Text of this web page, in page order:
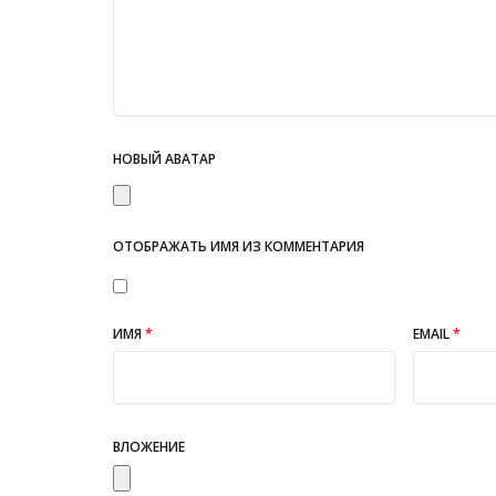
НОВЫЙ АВАТАР
ОТОБРАЖАТЬ ИМЯ ИЗ КОММЕНТАРИЯ
ИМЯ* EMAIL*
ВЛОЖЕНИЕ